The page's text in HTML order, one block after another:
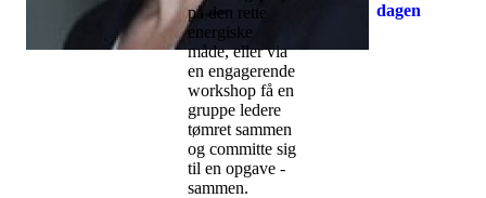
på den rette
energiske
måde, eller via
en engagerende
workshop få en
gruppe ledere
tømret sammen
og committe sig
til en opgave -
sammen.
dagen